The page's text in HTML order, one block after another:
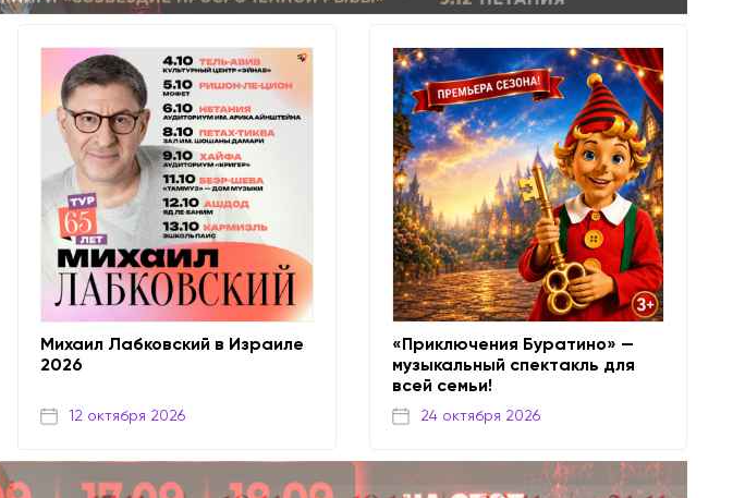
Михаил Лабковский в Израиле
2026
12 октября 2026
«Приключения Буратино» —
музыкальный спектакль для
всей семьи!
24 октября 2026